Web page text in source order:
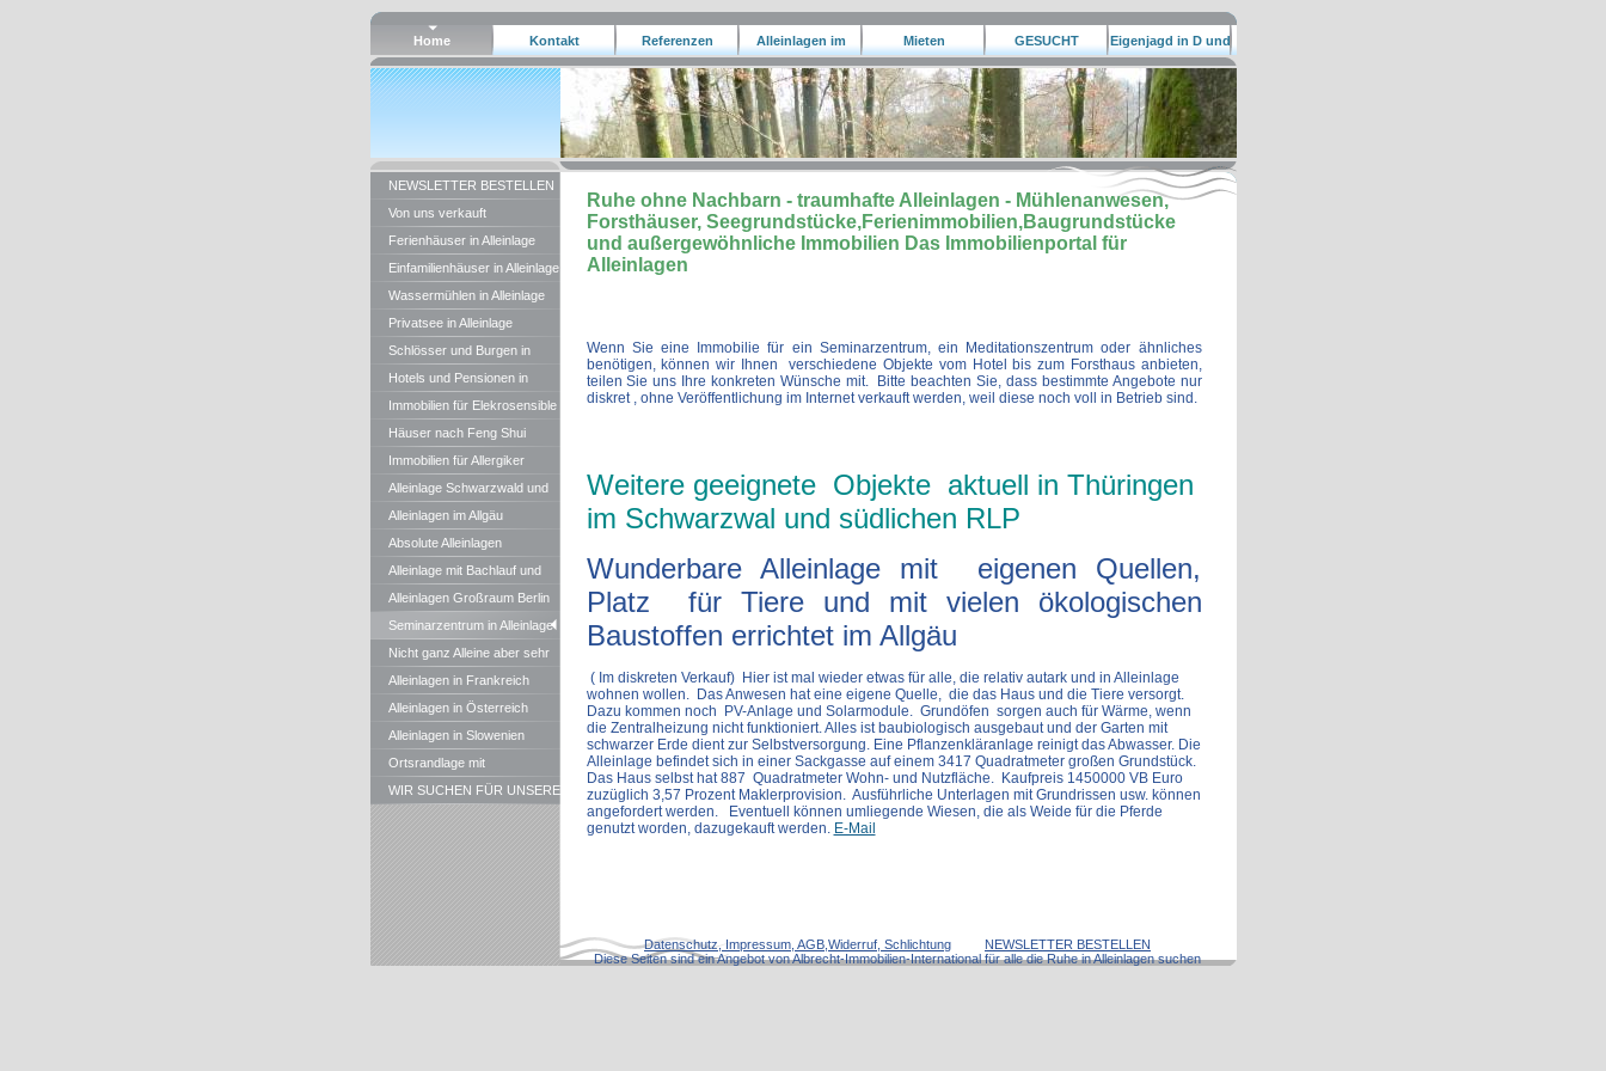
Home Kontakt Referenzen
Alleinlagen im
Ausland
Mieten GESUCHT
Eigenjagd in D und
EU
NEWSLETTER BESTELLEN
Von uns verkauft
Ferienhäuser in Alleinlage
Einfamilienhäuser in Alleinlage
Wassermühlen in Alleinlage
Privatsee in Alleinlage
Schlösser und Burgen in
Alleinlage
Hotels und Pensionen in
Alleinlage
Immobilien für Elekrosensible
Häuser nach Feng Shui
Regeln
Immobilien für Allergiker
Alleinlage Schwarzwald und
BWAlleinlagen im Allgäu
Absolute Alleinlagen
Alleinlage mit Bachlauf und
Teichen in Bayern
Alleinlagen Großraum Berlin
Seminarzentrum in Alleinlage
Nicht ganz Alleine aber sehr
gute , ruhige Waldrandlagen
Alleinlagen in Frankreich
Alleinlagen in Österreich
Alleinlagen in Slowenien
Ortsrandlage mit
Panoramablick
WIR SUCHEN FÜR UNSERE
Ruhe ohne Nachbarn - traumhafte Alleinlagen - Mühlenanwesen,
Forsthäuser, Seegrundstücke,Ferienimmobilien,Baugrundstücke
und außergewöhnliche Immobilien Das Immobilienportal für
Alleinlagen
Wenn Sie eine Immobilie für ein Seminarzentrum, ein Meditationszentrum oder ähnliches
benötigen, können wir Ihnen verschiedene Objekte vom Hotel bis zum Forsthaus anbieten,
teilen Sie uns Ihre konkreten Wünsche mit. Bitte beachten Sie, dass bestimmte Angebote nur
diskret , ohne Veröffentlichung im Internet verkauft werden, weil diese noch voll in Betrieb sind.
Weitere geeignete Objekte aktuell in Thüringen
im Schwarzwal und südlichen RLP
Wunderbare Alleinlage mit eigenen Quellen,
Platz für Tiere und mit vielen ökologischen
Baustoffen errichtet im Allgäu
( Im diskreten Verkauf) Hier ist mal wieder etwas für alle, die relativ autark und in Alleinlage
wohnen wollen. Das Anwesen hat eine eigene Quelle, die das Haus und die Tiere versorgt.
Dazu kommen noch PV-Anlage und Solarmodule. Grundöfen sorgen auch für Wärme, wenn
die Zentralheizung nicht funktioniert. Alles ist baubiologisch ausgebaut und der Garten mit
schwarzer Erde dient zur Selbstversorgung. Eine Pflanzenkläranlage reinigt das Abwasser. Die
Alleinlage befindet sich in einer Sackgasse auf einem 3417 Quadratmeter großen Grundstück.
Das Haus selbst hat 887 Quadratmeter Wohn- und Nutzfläche. Kaufpreis 1450000 VB Euro
zuzüglich 3,57 Prozent Maklerprovision. Ausführliche Unterlagen mit Grundrissen usw. können
angefordert werden. Eventuell können umliegende Wiesen, die als Weide für die Pferde
genutzt worden, dazugekauft werden. E-Mail
Datenschutz, Impressum, AGB,Widerruf, Schlichtung
NEWSLETTER BESTELLEN
Diese Seiten sind ein Angebot von Albrecht-Immobilien-International für alle die Ruhe in Alleinlagen suchen